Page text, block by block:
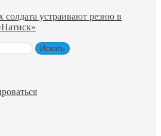
солдата устраивают резню в
Искать